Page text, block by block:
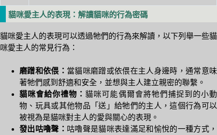
貓咪愛主人的表現：解讀貓咪的行為密碼
貓咪愛主人的表現可以透過牠們的行為來解讀，以下列舉一些貓
咪愛主人的常見行為：
磨蹭和依偎： 當貓咪磨蹭或依偎在主人身邊時，通常意味
著牠們感到舒適和安全，並想與主人建立親密的聯繫。
貓咪會給你禮物： 貓咪可能偶爾會將牠們捕捉到的小動
物、玩具或其他物品「送」給牠們的主人，這個行為可以
被視為是貓咪對主人的愛與關心的表現。
發出咕嚕聲： 咕嚕聲是貓咪表達滿足和愉悅的一種方式，